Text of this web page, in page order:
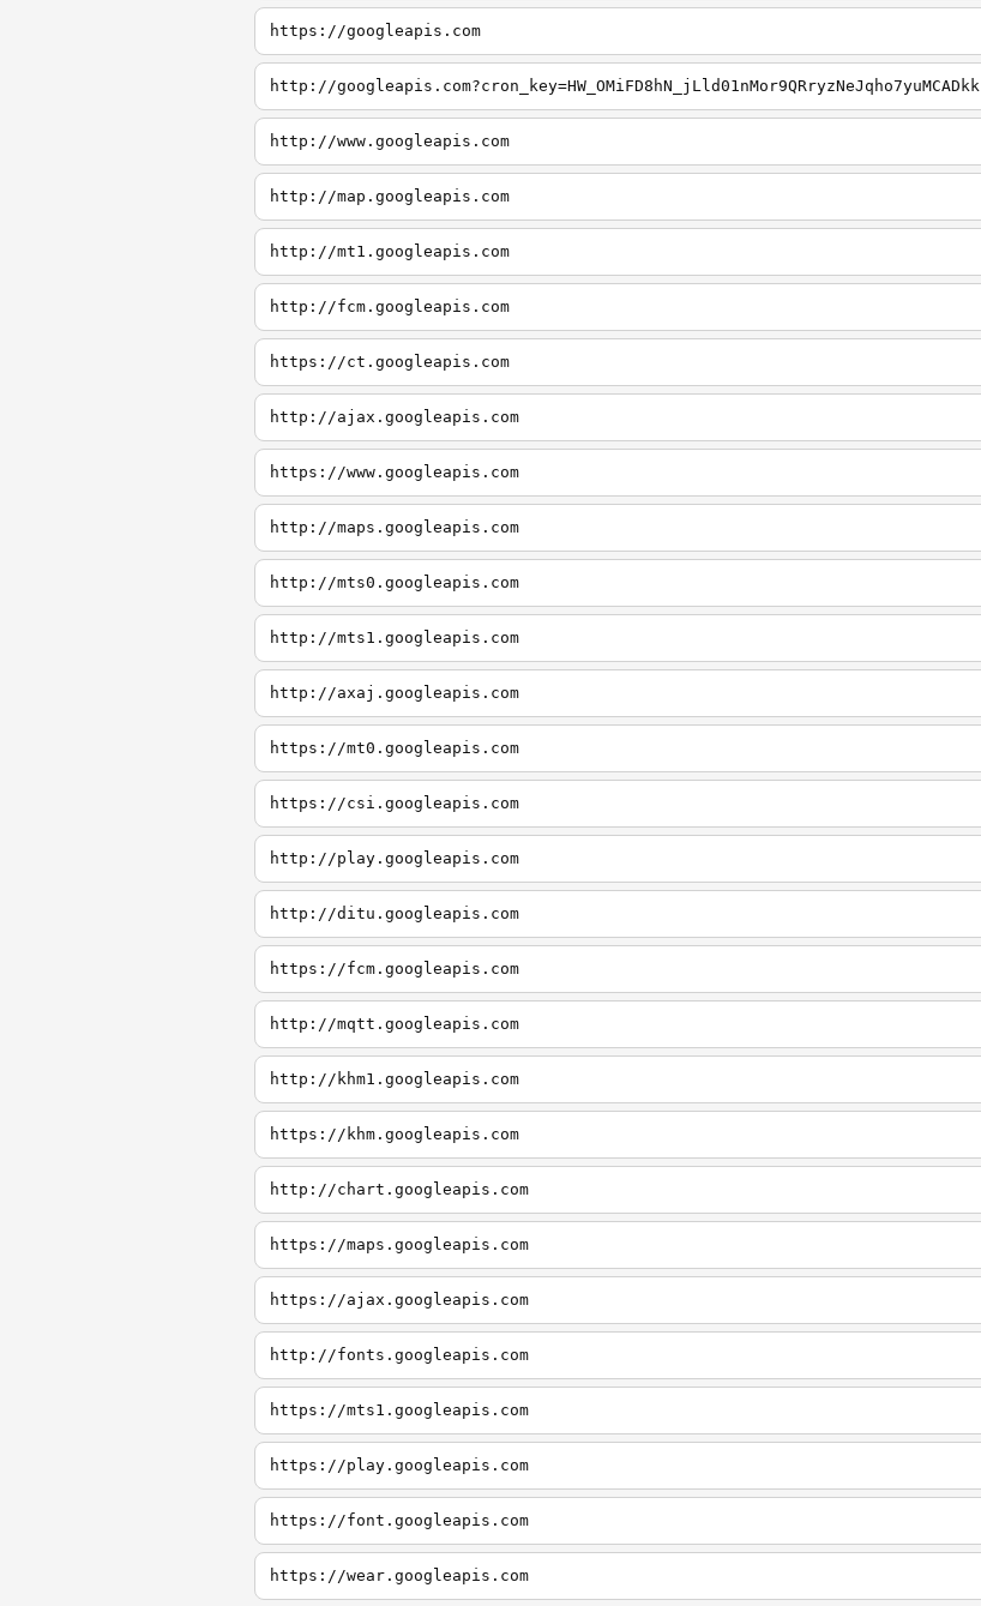
https://googleapis.com
http://googleapis.com?cron_key=HW_OMiFD8hN_jLld01nMor9QRryzNeJqho7yuMCADkk
http://www.googleapis.com
http://map.googleapis.com
http://mt1.googleapis.com
http://fcm.googleapis.com
https://ct.googleapis.com
http://ajax.googleapis.com
https://www.googleapis.com
http://maps.googleapis.com
http://mts0.googleapis.com
http://mts1.googleapis.com
http://axaj.googleapis.com
https://mt0.googleapis.com
https://csi.googleapis.com
http://play.googleapis.com
http://ditu.googleapis.com
https://fcm.googleapis.com
http://mqtt.googleapis.com
http://khm1.googleapis.com
https://khm.googleapis.com
http://chart.googleapis.com
https://maps.googleapis.com
https://ajax.googleapis.com
http://fonts.googleapis.com
https://mts1.googleapis.com
https://play.googleapis.com
https://font.googleapis.com
https://wear.googleapis.com